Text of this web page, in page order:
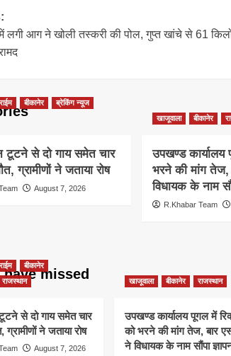
लगी आग ने खोली तस्करी की पोल, गुप्त खांचे से 61
बीकानेर
ब्रेकिंग न्यूज
टूटने से दो गाय समेत चार
ग्रामीणों ने जताया रोष
August 7, 2026
खाजूवाला बीकानेर
उपखण्ड कार्यालय
भरने की मांग तेज,
विधायक के नाम
R.Khabar Team
have missed
बीकानेर
राजस्थान
टूटने से दो गाय समेत चार
ग्रामीणों ने जताया रोष
August 7, 2026
खाजूवाला बीकानेर राजस्थान
उपखण्ड कार्यालय पूगल में
को भरने की मांग तेज, बार
ने विधायक के नाम सौंपा